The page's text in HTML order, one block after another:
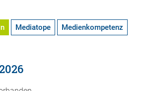
Mediatope Medienkompetenz